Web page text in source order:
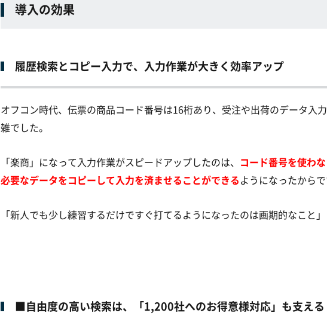
導入の効果
履歴検索とコピー入力で、入力作業が大きく効率アップ
オフコン時代、伝票の商品コード番号は16桁あり、受注や出荷のデータ入
雑でした。
「楽商」になって入力作業がスピードアップしたのは、 コード番号を使わ
必要なデータをコピーして入力を済ませることができるようになったからで
「新人でも少し練習するだけですぐ打てるようになったのは画期的なこと
■自由度の高い検索は、「1,200社へのお得意様対応」も支える